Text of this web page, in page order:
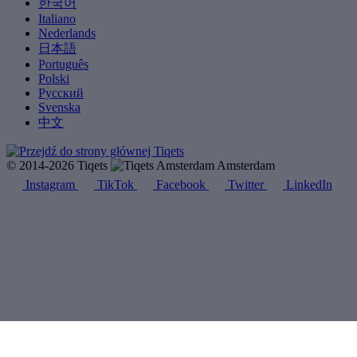
한국어
Italiano
Nederlands
日本語
Português
Polski
Русский
Svenska
中文
© 2014-2026 Tiqets
Amsterdam
Instagram
TikTok Facebook Twitter LinkedIn